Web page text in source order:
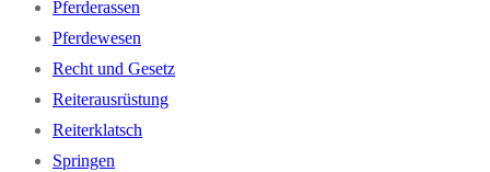
Pferderassen
Pferdewesen
Recht und Gesetz
Reiterausrüstung
Reiterklatsch
Springen